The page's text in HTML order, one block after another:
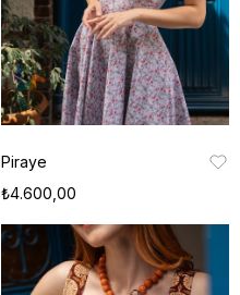
Piraye
₺4.600,00